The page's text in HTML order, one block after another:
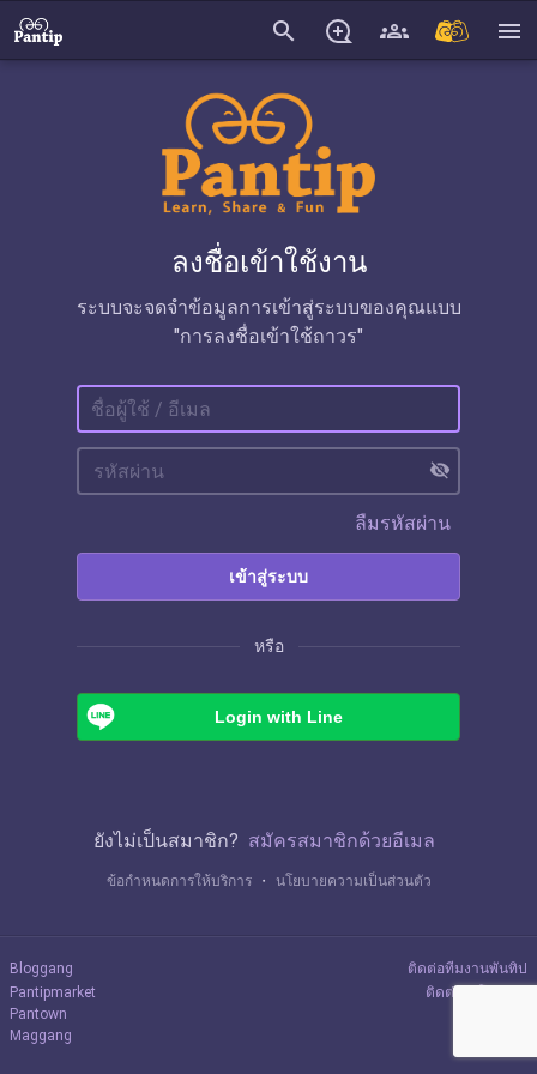
search menu
ลงชื่อเข้าใช้งาน
ระบบจะจดจำข้อมูลการเข้าสู่ระบบของคุณแบบ
"การลงชื่อเข้าใช้ถาวร"
visibility_off
ลืมรหัสผ่าน
เข้าสู่ระบบ
หรือ
Login with Line
ยังไม่เป็นสมาชิก? สมัครสมาชิกด้วยอีเมล
ข้อกำหนดการให้บริการ ・ นโยบายความเป็นส่วนตัว
Bloggang
Pantipmarket
Pantown
Maggang
ติดต่อทีมงานพันทิป
ติดต่อลงโฆษณา